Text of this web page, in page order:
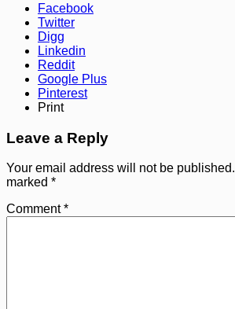
Facebook
Twitter
Digg
Linkedin
Reddit
Google Plus
Pinterest
Print
Leave a Reply
Your email address will not be published.
marked *
Comment*